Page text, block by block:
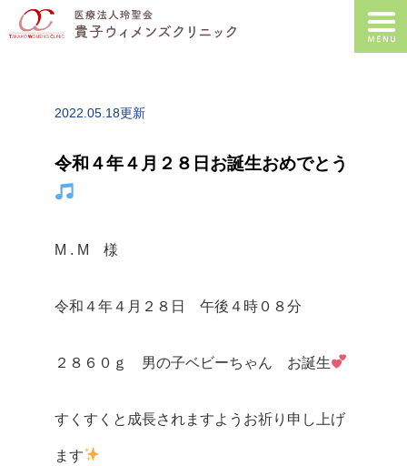
2022.05.18更新
令和４年４月２８日お誕生おめでとう
M . M 様
令和４年４月２８日 午後４時０８分
２８６０ｇ 男の子ベビーちゃん お誕生
すくすくと成長されますようお祈り申し上げ
ます